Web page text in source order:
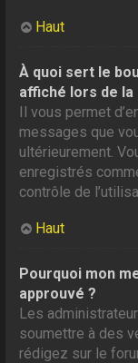
Haut
À quoi sert le
affiché lors de la
Il vous permet
messages que
ultérieurement.
enregistrés
contrôle de
Haut
Pourquoi mon
approuvé ?
Les
soumettre à des
rédigez sur le